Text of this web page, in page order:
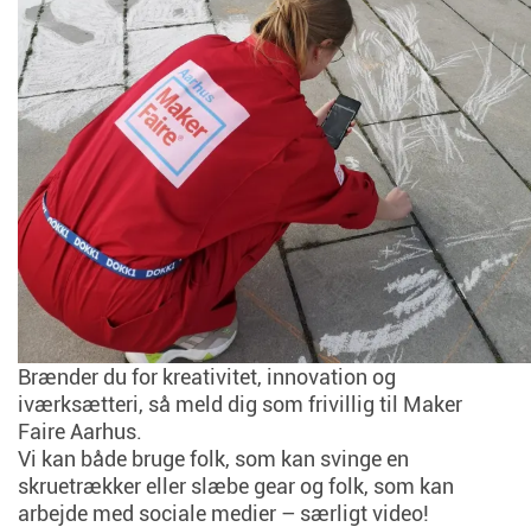
Brænder du for kreativitet, innovation og
iværksætteri, så meld dig som frivillig til Maker
Faire Aarhus.
Vi kan både bruge folk, som kan svinge en
skruetrækker eller slæbe gear og folk, som kan
arbejde med sociale medier – særligt video!